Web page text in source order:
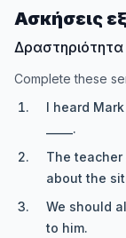
Ασκήσεις
Complete these
I heard
_____.
The teacher
about the
We should
to him.